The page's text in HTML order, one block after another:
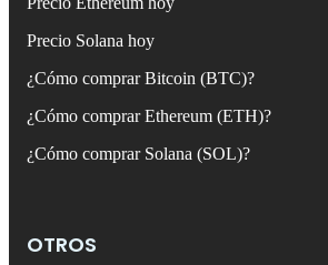
Precio Solana hoy
¿Cómo comprar Bitcoin (BTC)?
¿Cómo comprar Ethereum (ETH)?
¿Cómo comprar Solana (SOL)?
OTROS